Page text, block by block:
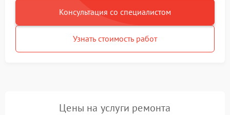
Консультация со специалистом
Узнать стоимость работ
Цены на услуги ремонта